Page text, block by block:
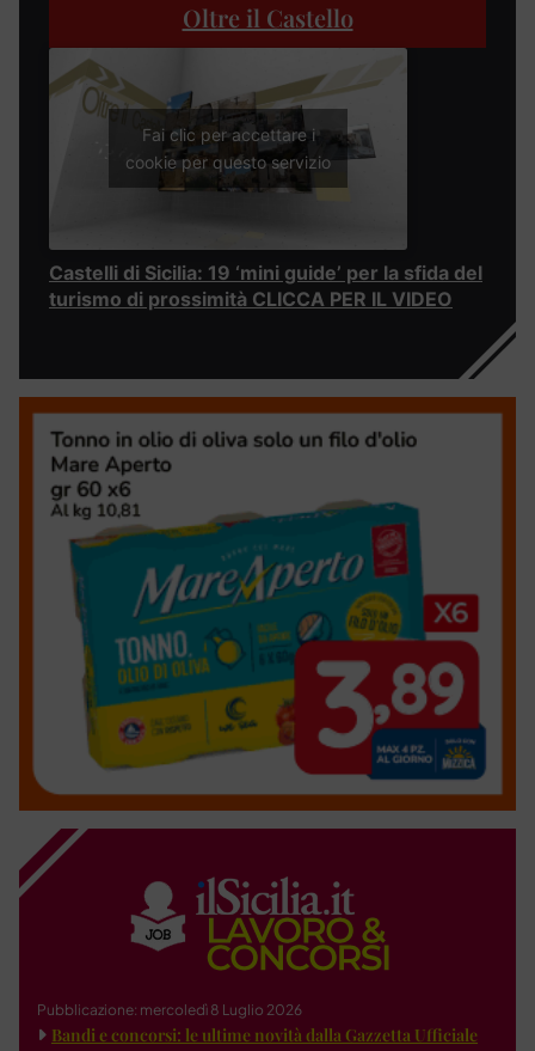
Oltre il Castello
Fai clic per accettare i
cookie per questo servizio
Castelli di Sicilia: 19 ‘mini guide’ per la sfida del
turismo di prossimità CLICCA PER IL VIDEO
Pubblicazione: mercoledì 8 Luglio 2026
Bandi e concorsi: le ultime novità dalla Gazzetta Ufficiale